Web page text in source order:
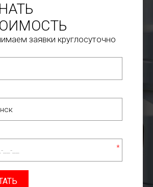
заявки круглосуточно
*